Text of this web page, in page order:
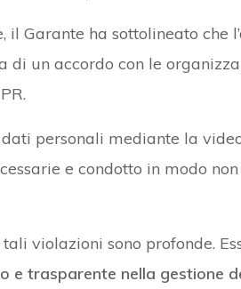
il Garante ha sottolineato che
di un accordo con le
personali mediante la
e condotto in modo
violazioni sono profonde.
e trasparente nella gestione